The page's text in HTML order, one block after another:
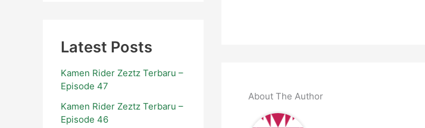
Latest Posts
Kamen Rider Zeztz Terbaru –
Episode 47
Kamen Rider Zeztz Terbaru –
Episode 46
About The Author